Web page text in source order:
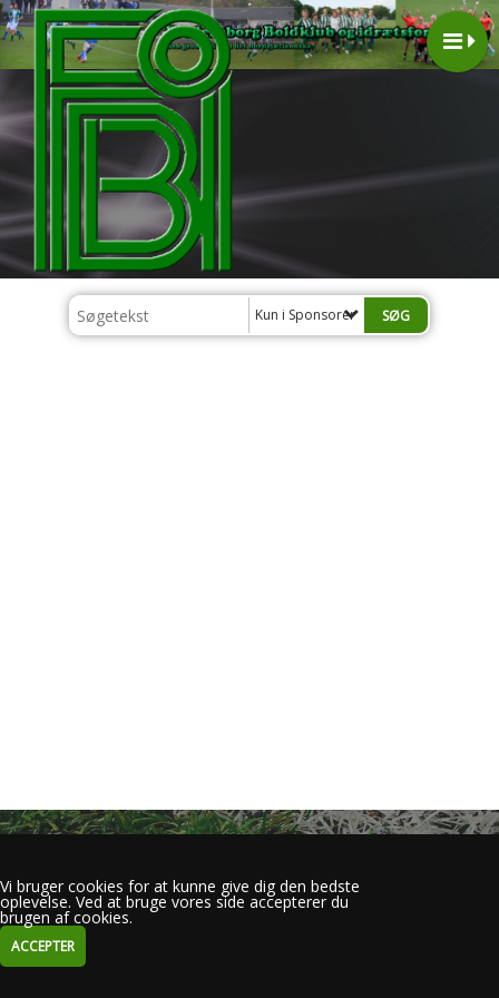
Kun i Sponsorer
Vi bruger cookies for at kunne give dig den bedste
oplevelse. Ved at bruge vores side accepterer du
brugen af cookies.